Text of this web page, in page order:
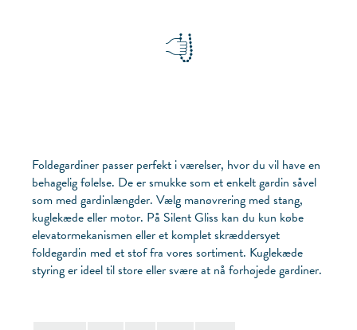
Foldegardiner passer perfekt i værelser, hvor du vil have en
behagelig følelse. De er smukke som et enkelt gardin såvel
som med gardinlængder. Vælg manøvrering med stang,
kuglekæde eller motor. På Silent Gliss kan du kun købe
elevatormekanismen eller et komplet skræddersyet
foldegardin med et stof fra vores sortiment. Kuglekæde
styring er ideel til store eller svære at nå forhøjede gardiner.